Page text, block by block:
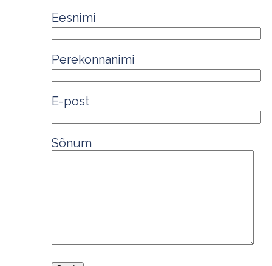
Eesnimi
Perekonnanimi
E-post
Sõnum